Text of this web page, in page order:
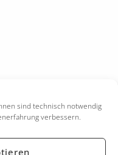
sind technisch notwendig
verbessern.